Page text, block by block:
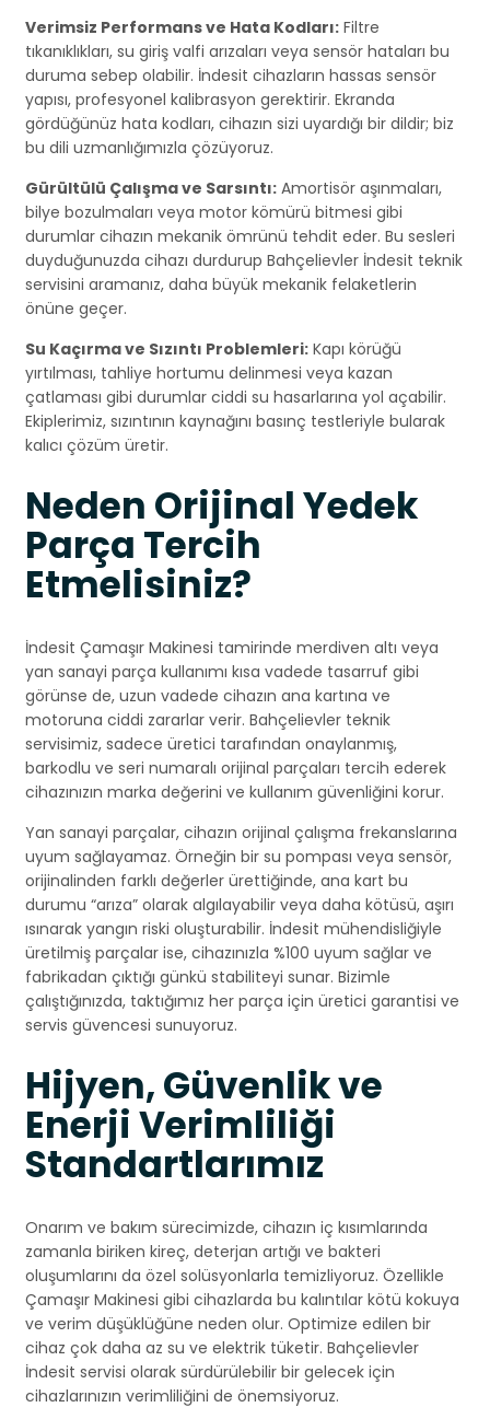
Verimsiz Performans ve Hata Kodları: Filtre
tıkanıklıkları, su giriş valfi arızaları veya sensör hataları bu
duruma sebep olabilir. İndesit cihazların hassas sensör
yapısı, profesyonel kalibrasyon gerektirir. Ekranda
gördüğünüz hata kodları, cihazın sizi uyardığı bir dildir; biz
bu dili uzmanlığımızla çözüyoruz.
Gürültülü Çalışma ve Sarsıntı: Amortisör aşınmaları,
bilye bozulmaları veya motor kömürü bitmesi gibi
durumlar cihazın mekanik ömrünü tehdit eder. Bu sesleri
duyduğunuzda cihazı durdurup Bahçelievler İndesit teknik
servisini aramanız, daha büyük mekanik felaketlerin
önüne geçer.
Su Kaçırma ve Sızıntı Problemleri: Kapı körüğü
yırtılması, tahliye hortumu delinmesi veya kazan
çatlaması gibi durumlar ciddi su hasarlarına yol açabilir.
Ekiplerimiz, sızıntının kaynağını basınç testleriyle bularak
kalıcı çözüm üretir.
Neden Orijinal Yedek
Parça Tercih
Etmelisiniz?
İndesit Çamaşır Makinesi tamirinde merdiven altı veya
yan sanayi parça kullanımı kısa vadede tasarruf gibi
görünse de, uzun vadede cihazın ana kartına ve
motoruna ciddi zararlar verir. Bahçelievler teknik
servisimiz, sadece üretici tarafından onaylanmış,
barkodlu ve seri numaralı orijinal parçaları tercih ederek
cihazınızın marka değerini ve kullanım güvenliğini korur.
Yan sanayi parçalar, cihazın orijinal çalışma frekanslarına
uyum sağlayamaz. Örneğin bir su pompası veya sensör,
orijinalinden farklı değerler ürettiğinde, ana kart bu
durumu “arıza” olarak algılayabilir veya daha kötüsü, aşırı
ısınarak yangın riski oluşturabilir. İndesit mühendisliğiyle
üretilmiş parçalar ise, cihazınızla %100 uyum sağlar ve
fabrikadan çıktığı günkü stabiliteyi sunar. Bizimle
çalıştığınızda, taktığımız her parça için üretici garantisi ve
servis güvencesi sunuyoruz.
Hijyen, Güvenlik ve
Enerji Verimliliği
Standartlarımız
Onarım ve bakım sürecimizde, cihazın iç kısımlarında
zamanla biriken kireç, deterjan artığı ve bakteri
oluşumlarını da özel solüsyonlarla temizliyoruz. Özellikle
Çamaşır Makinesi gibi cihazlarda bu kalıntılar kötü kokuya
ve verim düşüklüğüne neden olur. Optimize edilen bir
cihaz çok daha az su ve elektrik tüketir. Bahçelievler
İndesit servisi olarak sürdürülebilir bir gelecek için
cihazlarınızın verimliliğini de önemsiyoruz.